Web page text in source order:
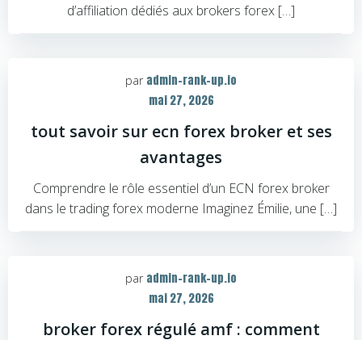
d’affiliation dédiés aux brokers forex […]
par admin-rank-up.io
mai 27, 2026
tout savoir sur ecn forex broker et ses
avantages
Comprendre le rôle essentiel d’un ECN forex broker
dans le trading forex moderne Imaginez Émilie, une […]
par admin-rank-up.io
mai 27, 2026
broker forex régulé amf : comment